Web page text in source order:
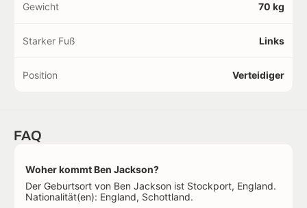
Gewicht 70 kg
Starker Fuß Links
Position Verteidiger
FAQ
Woher kommt Ben Jackson?
Der Geburtsort von Ben Jackson ist Stockport, England.
Nationalität(en): England, Schottland.